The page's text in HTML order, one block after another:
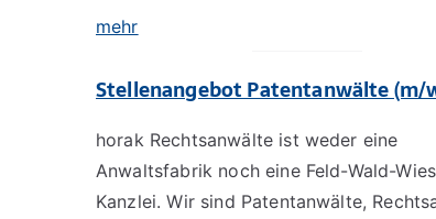
mehr
Stellenangebot Patentanwälte (m/
horak Rechtsanwälte ist weder eine
Anwaltsfabrik noch eine Feld-Wald-
Kanzlei. Wir sind Patentanwälte,